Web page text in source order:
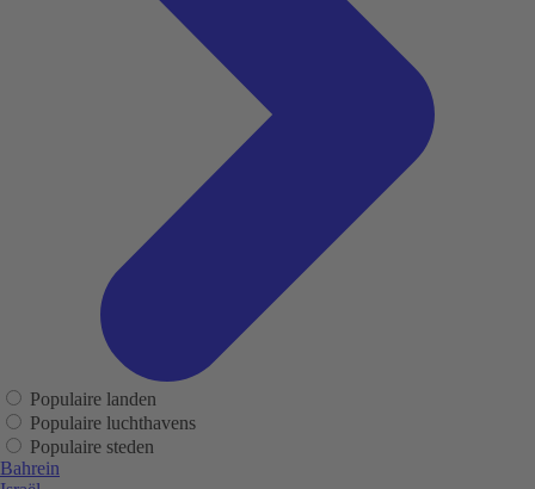
Populaire landen
Populaire luchthavens
Populaire steden
Bahrein